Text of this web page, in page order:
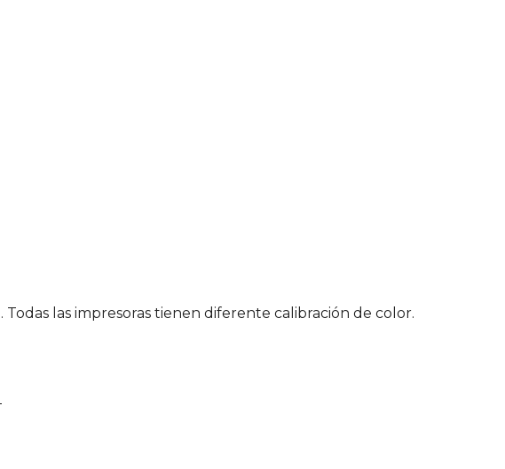
las impresoras tienen diferente calibración de color.